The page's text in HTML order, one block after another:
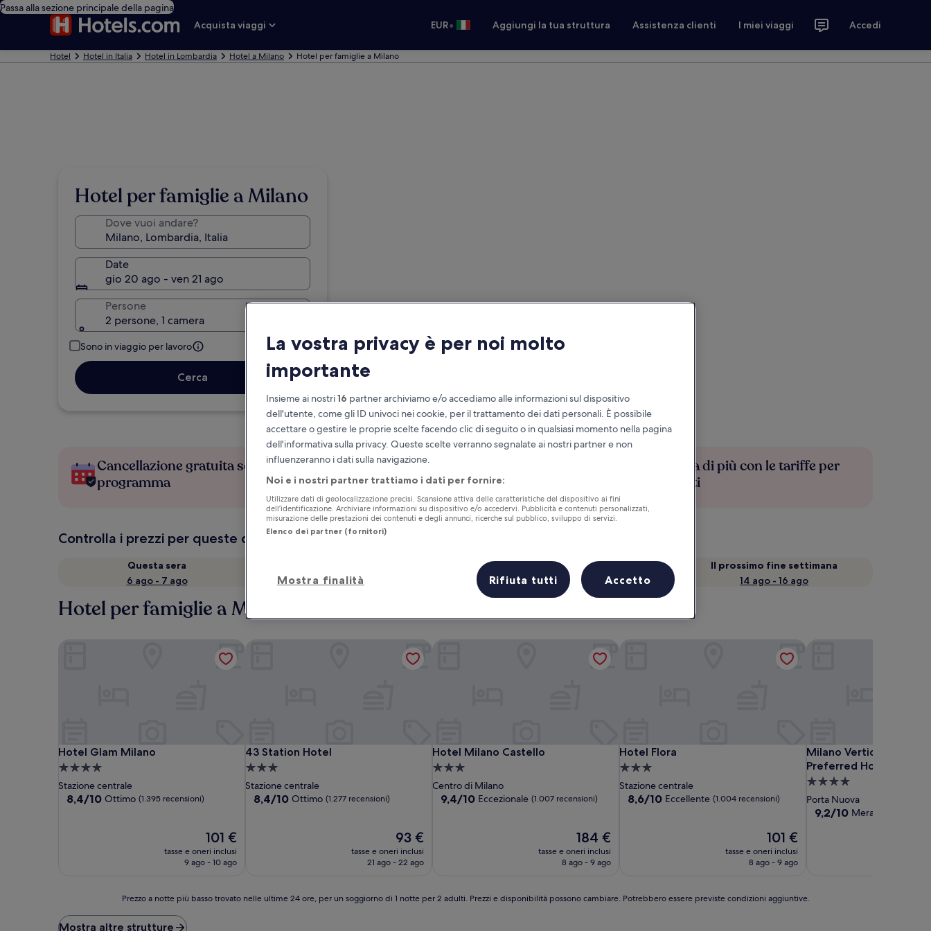
Passa alla sezione principale della pagina
Acquista viaggi
EUR• Aggiungi la tua struttura Assistenza clienti I miei viaggi Accedi
Hotel Hotel in Italia Hotel in Lombardia Hotel a Milano Hotel per famiglie a Milano
Hotel per famiglie a Milano
Dove vuoi andare?
Date
gio 20 ago - ven 21 ago
Persone
2 persone, 1 camera
Sono in viaggio per lavoro
Cerca
Cancellazione gratuita se cambi
programma
Accumula vantaggi con ogni notte di
soggiorno
Risparmia di più con le tariffe per
soli iscritti
Controlla i prezzi per queste date
Questa sera
6 ago - 7 ago
7 ago - 8 ago
Questo fine settimana
7 ago - 9 ago
Il prossimo fine settimana
14 ago - 16 ago
Hotel per famiglie a Milano
Hotel Glam Milano
Hotel Glam Milano
Struttura
a
4.0
Stazione centrale
8.4
8,4/10 Ottimo (1.395 recensioni)
Il
prezzo
attuale
101 €
tasse e oneri inclusi
9 ago - 10 ago
43 Station Hotel
43 Station Hotel
Struttura
a
3.0
Stazione centrale
8.4
8,4/10 Ottimo (1.277 recensioni)
Il
prezzo
attuale
93 €
tasse e oneri inclusi
21 ago - 22 ago
Hotel Milano Castello
Hotel Milano Castello
Struttura
a
3.0
Centro di Milano
9.4
9,4/10 Eccezionale (1.007 recensioni)
Il
prezzo
attuale
184 €
tasse e oneri inclusi
8 ago - 9 ago
Hotel Flora
Hotel Flora
Struttura
a
3.0
Stazione centrale
8.6
8,6/10 Eccellente (1.004 recensioni)
Il
prezzo
attuale
101 €
tasse e oneri inclusi
8 ago - 9 ago
Milano Verticale | UNA
Preferred Hotels and
Milano Verticale | UNA
Struttura
a
4.0
Porta Nuova
9.2
9,2/10 Meraviglioso
notte
Prezzo a notte più basso trovato nelle ultime 24 ore, per un soggiorno di 1 notte per 2 adulti. Prezzi e disponibilità possono cambiare. Potrebbero essere previste condizioni aggiuntive.
Mostra altre strutture
La vostra privacy è per noi molto
importante
Insieme ai nostri16 partner archiviamo e/o accediamo alle informazioni sul dispositivo
dell'utente, come gli ID univoci nei cookie, per il trattamento dei dati personali. È possibile
accettare o gestire le proprie scelte facendo clic di seguito o in qualsiasi momento nella pagina
dell'informativa sulla privacy. Queste scelte verranno segnalate ai nostri partner e non
influenzeranno i dati sulla navigazione.
Noi e i nostri partner trattiamo i dati per fornire:
Utilizzare dati di geolocalizzazione precisi. Scansione attiva delle caratteristiche del dispositivo ai fini
dell’identificazione. Archiviare informazioni su dispositivo e/o accedervi. Pubblicità e contenuti personalizzati,
misurazione delle prestazioni dei contenuti e degli annunci, ricerche sul pubblico, sviluppo di servizi.
Elenco dei partner (fornitori)
Mostra finalità Rifiuta tutti Accetto